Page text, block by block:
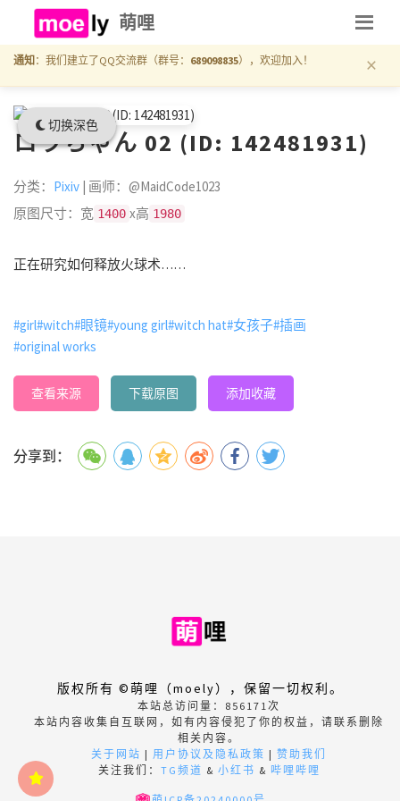
切换深色
萌哩
通知 ：我们建立了QQ交流群（群号： 689098835），欢迎加入！ ×
ロラちゃん 02 (ID: 142481931)
分类： Pixiv | 画师：@MaidCode1023
原图尺寸：宽 1400 x高 1980
正在研究如何释放火球术……
#girl#witch#眼镜#young girl#witch hat#女孩子#插画
#original works
查看来源 下载原图 添加收藏
分享到：
版权所有 ©萌哩（moely），保留一切权利。
本站总访问量： 856171次
本站内容收集自互联网，如有内容侵犯了你的权益，请联系删除
相关内容。
关于网站 | 用户协议及隐私政策 | 赞助我们
关注我们： TG频道 & 小红书 & 哔哩哔哩